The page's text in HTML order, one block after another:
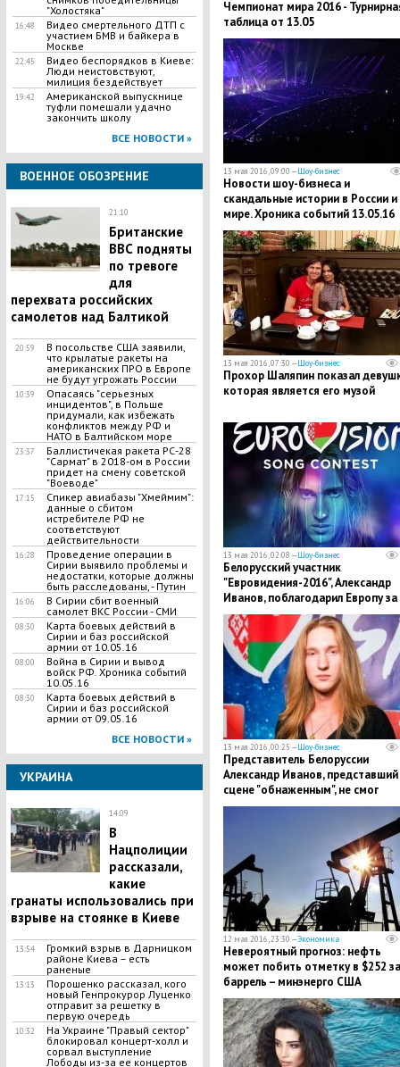
"Холостяка"
16:48
Видео смертельного ДТП с
участием БМВ и байкера в
Москве
22:45
Видео беспорядков в Киеве:
Люди неистовствуют,
милиция бездействует
19:42
Американской выпускнице
туфли помешали удачно
закончить школу
ВСЕ НОВОСТИ »
ВОЕННОЕ ОБОЗРЕНИЕ
21:10
Британские
ВВС подняты
по тревоге
для
перехвата российских
самолетов над Балтикой
20:59
В посольстве США заявили,
что крылатые ракеты на
американских ПРО в Европе
не будут угрожать России
10:39
Опасаясь "серьезных
инцидентов", в Польше
придумали, как избежать
конфликтов между РФ и
НАТО в Балтийском море
23:37
Баллистичекая ракета РС-28
"Сармат" в 2018-ом в России
придет на смену советской
"Воеводе"
17:15
Спикер авиабазы "Хмеймим":
данные о сбитом
истребителе РФ не
соответствуют
действительности
16:28
Проведение операции в
Сирии выявило проблемы и
недостатки, которые должны
быть расследованы, - Путин
16:06
В Сирии сбит военный
самолет ВКС России - СМИ
08:30
Карта боевых действий в
Сирии и баз российской
армии от 10.05.16
08:00
Война в Сирии и вывод
войск РФ. Хроника событий
10.05.16
08:30
Карта боевых действий в
Сирии и баз российской
армии от 09.05.16
ВСЕ НОВОСТИ »
УКРАИНА
14:09
В
Нацполиции
рассказали,
какие
гранаты использовались при
взрыве на стоянке в Киеве
13:54
Громкий взрыв в Дарницком
районе Киева – есть
раненые
13:13
Порошенко рассказал, кого
новый Генпрокурор Луценко
отправит за решетку в
первую очередь
10:32
На Украине "Правый сектор"
блокировал концерт-холл и
сорвал выступление
Лободы из-за ее концертов
Чемпионат мира 2016 -
таблица от 13.05
13 мая 2016, 09:00 —Шоу-бизнес
Новости шоу-бизнеса и
скандальные истории в России и
мире. Хроника событий 13.05.16
13 мая 2016, 07:30 —Шоу-бизнес
Прохор Шаляпин показал
которая является его музой
13 мая 2016, 02:08 —Шоу-бизнес
Белорусский участник
"Евровидения-2016", Александр
Иванов, поблагодарил Европу за
поддержку
13 мая 2016, 00:25 —Шоу-бизнес
Представитель Белоруссии
Александр Иванов, представший
сцене "обнаженным", не смог
пробиться в финал
12 мая 2016, 23:30 —Экономика
Невероятный прогноз: нефть
может побить отметку в $252 за
баррель – минэнерго США